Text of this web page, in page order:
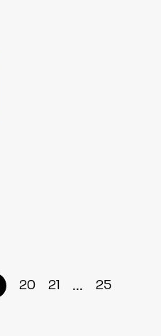
20 21 ... 25